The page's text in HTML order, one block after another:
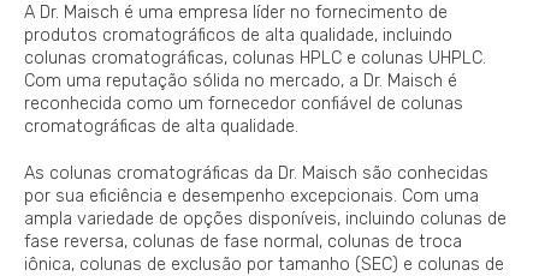
A Dr. Maisch é uma empresa líder no fornecimento de
produtos cromatográficos de alta qualidade, incluindo
colunas cromatográficas, colunas HPLC e colunas UHPLC.
Com uma reputação sólida no mercado, a Dr. Maisch é
reconhecida como um fornecedor confiável de colunas
cromatográficas de alta qualidade.
As colunas cromatográficas da Dr. Maisch são conhecidas
por sua eficiência e desempenho excepcionais. Com uma
ampla variedade de opções disponíveis, incluindo colunas de
fase reversa, colunas de fase normal, colunas de troca
iônica, colunas de exclusão por tamanho (SEC) e colunas de